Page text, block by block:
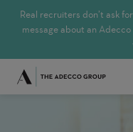
Real recruiters don’t ask
message about an